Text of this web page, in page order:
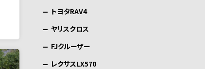
トヨタRAV4
ヤリスクロス
FJクルーザー
レクサスLX570